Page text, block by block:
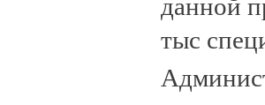
тыс